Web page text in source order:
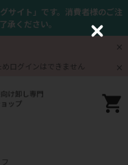
サイト」です。消費者様のご注
承ください。
ログインはできません
C